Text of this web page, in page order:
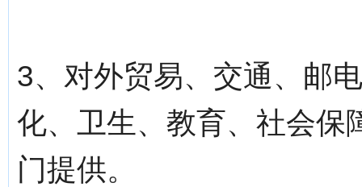
3、对外贸易、交通、邮
化、卫生、教育、社会保
门提供。